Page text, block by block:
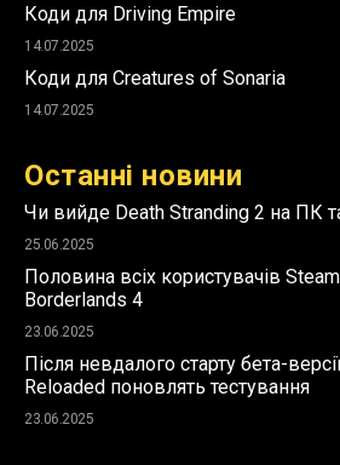
Коди для Driving Empire
14.07.2025
Коди для Creatures of Sonaria
14.07.2025
Останні новини
Чи вийде Death Stranding 2 на ПК
25.06.2025
Половина всіх користувачів
Borderlands 4
23.06.2025
Після невдалого старту бета-
Reloaded поновлять тестування
23.06.2025